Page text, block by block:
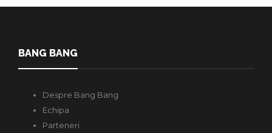
BANG BANG
Despre Bang Bang
Echipa
Parteneri